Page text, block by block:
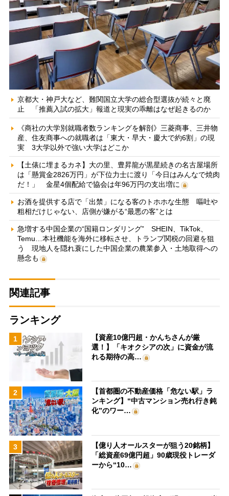
京都大・神戸大など、難関国立大学の総合型選抜が続々と廃
止 「推薦入試の拡大」報道と現実の乖離はなぜ起きるのか
《商社の大学別就職者数ランキングを解剖》三菱商事、三井物
産、住友商事への就職者は「東大・早大・慶大で約6割」の現
実 3大学以外で強い大学はどこか
【土俵に埋まるカネ】大の里、豊昇龍が黒星続きの名古屋場所
は「懸賞金2826万円」が下位力士に渡り「今日はみんなで焼肉
だ！」 金星4個配給で協会は年96万円の支出増に
お酒を提供する店で「出禁」になる客のトホホな生態 嘔吐や
粗相だけじゃない、店側が嫌がる“最悪の客”とは
急増する中国企業の“国籍ロンダリング” SHEIN、TikTok、
Temu…本社機能を海外に移転させ、トランプ関税の回避を狙
う 現地人を隠れ蓑にした中国企業の農業参入・土地取得への
懸念も
関連記事
ランキング
1
【資産10億円超・かんちさんが厳
選！】「キオクシアの次」に資金が流
れる期待の高…
2
【首都圏の不動産価格「危ない駅」ラ
ンキング】“中古マンション売れ行き鈍
化”のワー…
3
【億り人オールスターが狙う20銘柄】
「総資産69億円超」90歳現役トレーダ
ーから“10…